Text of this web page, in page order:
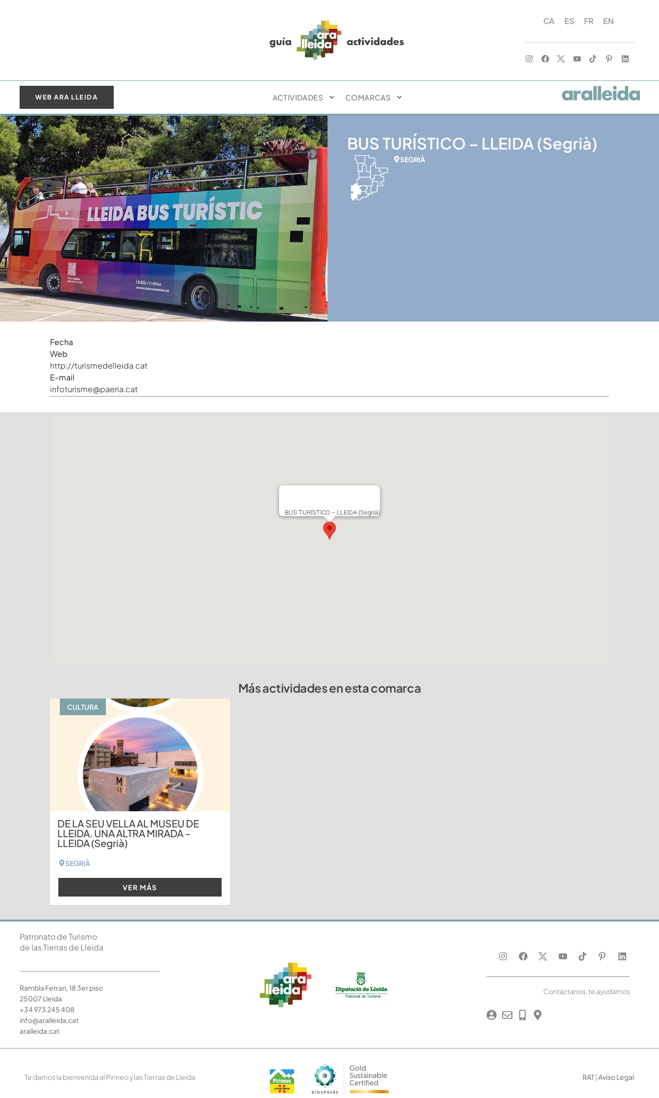
CA ES FR EN
WEB ARA LLEIDA ACTIVIDADES COMARCAS
BUS TURÍSTICO – LLEIDA (Segrià)
SEGRIÀ
Fecha
Web
http://turismedelleida.cat
E-mail
infoturisme@paeria.cat
BUS TURÍSTICO – LLEIDA (Segrià)
Más actividades en esta comarca
CULTURA
DE LA SEU VELLA AL MUSEU DE
LLEIDA. UNA ALTRA MIRADA –
LLEIDA (Segrià)
SEGRIÀ
VER MÁS
Patronato de Turismo
de las Tierras de Lleida
Rambla Ferran, 18 3er piso
25007 Lleida
+34 973 245 408
info@aralleida.cat
aralleida.cat
Contáctanos, te ayudamos
Te damos la bienvenida al Pirineo y las Tierras de Lleida RAT|Aviso Legal